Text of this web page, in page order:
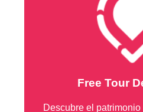
Free Tour
Descubre el